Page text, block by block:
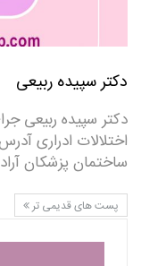
دکتر سپیده ربیعی
دکتر سپیده ربیعی
اختلالات ادراری
ساختمان پزشکان آراد، طبقه 4
پست های قدیمی تر